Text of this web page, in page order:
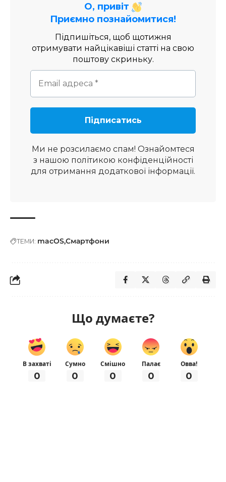
О, привіт
Приємно познайомитися!
Підпишіться, щоб щотижня
отримувати найцікавіші статті на свою
поштову скриньку.
Ми не розсилаємо спам! Ознайомтеся
з нашою політикою конфіденційності
для отримання додаткової інформації.
ТЕМИ: macOSСмартфони
Що думаєте?
В захваті
0
Сумно
0
Смішно
0
Палає
0
Овва!
0